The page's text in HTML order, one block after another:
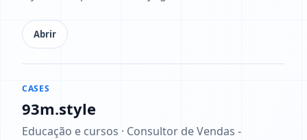
Abrir
CASES
93m.style
Educação e cursos · Consultor de Vendas -